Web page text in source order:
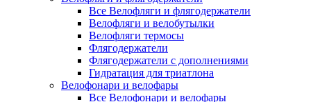
Все Велофляги и флягодержатели
Велофляги и велобутылки
Велофляги термосы
Флягодержатели
Флягодержатели с дополнениями
Гидратация для триатлона
Велофонари и велофары
Все Велофонари и велофары